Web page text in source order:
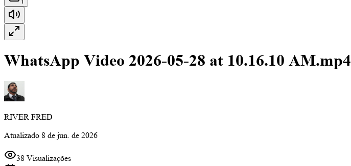
WhatsApp Video 2026-05-28 at 10.16.10 AM.mp4
RIVER FRED
Atualizado 8 de jun. de 2026
38 Visualizações